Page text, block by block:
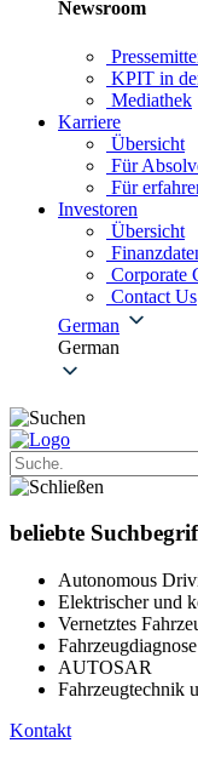
Newsroom
KPIT in
Mediathek
Karriere
Übersicht
Für
Für
Investoren
Übersicht
Corporate
Contact Us
German
German
beliebte
Autonomous
Elektrischer und
Vernetztes
Fahrzeugdiagnose
AUTOSAR
Fahrzeugtechnik
Kontakt